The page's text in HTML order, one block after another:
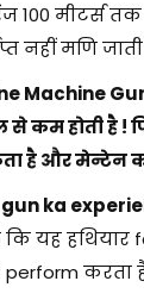
मीटर्स तक
नहीं मणि
Machine
कम होती है !
है और मेन्टेन
ka
यह हथियार
करता